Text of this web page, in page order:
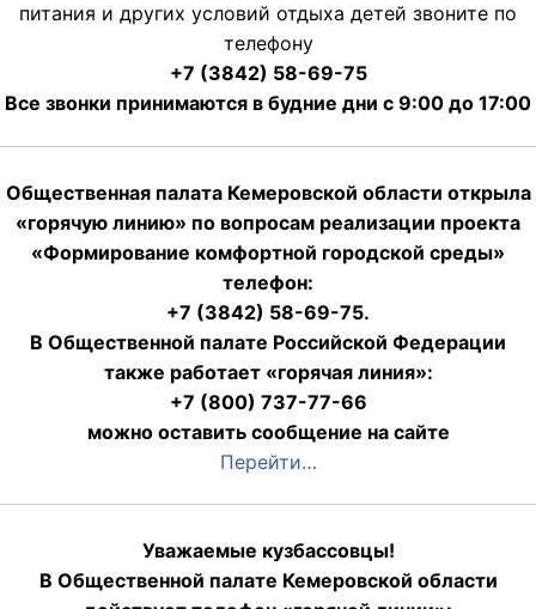
питания и других условий отдыха детей звоните по
телефону
+7 (3842) 58-69-75
Все звонки принимаются в будние дни с 9:00 до 17:00
Общественная палата Кемеровской области открыла
«горячую линию» по вопросам реализации проекта
«Формирование комфортной городской среды»
телефон:
+7 (3842) 58-69-75.
В Общественной палате Российской Федерации
также работает «горячая линия»:
+7 (800) 737-77-66
можно оставить сообщение на сайте
Перейти…
Уважаемые кузбассовцы!
В Общественной палате Кемеровской области